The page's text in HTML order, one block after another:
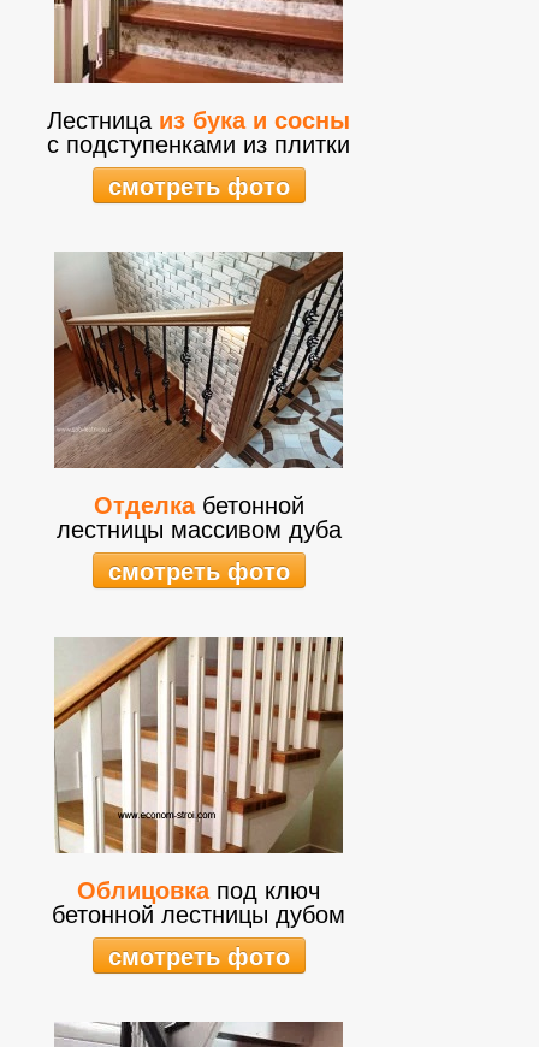
Лестница из бука и сосны
с подступенками из плитки
смотреть фото
Отделкабетонной
лестницы массивом дуба
смотреть фото
Облицовкапод ключ
бетонной лестницы дубом
смотреть фото